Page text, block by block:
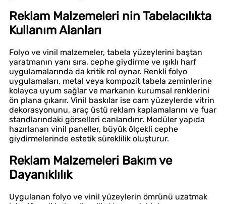
Reklam Malzemeleri nin Tabelacılıkta
Kullanım Alanları
Folyo ve vinil malzemeler, tabela yüzeylerini baştan
yaratmanın yanı sıra, cephe giydirme ve ışıklı harf
uygulamalarında da kritik rol oynar. Renkli folyo
uygulamaları, metal veya kompozit tabela zeminlerine
kolayca uyum sağlar ve markanın kurumsal renklerini
ön plana çıkarır. Vinil baskılar ise cam yüzeylerde vitrin
dekorasyonunu, araç üstü reklam kaplamalarını ve fuar
standlarındaki görselleri canlandırır. Modüler yapıda
hazırlanan vinil paneller, büyük ölçekli cephe
giydirmelerinde estetik süreklilik oluşturur.
Reklam Malzemeleri Bakım ve
Dayanıklılık
Uygulanan folyo ve vinil yüzeylerin ömrünü uzatmak